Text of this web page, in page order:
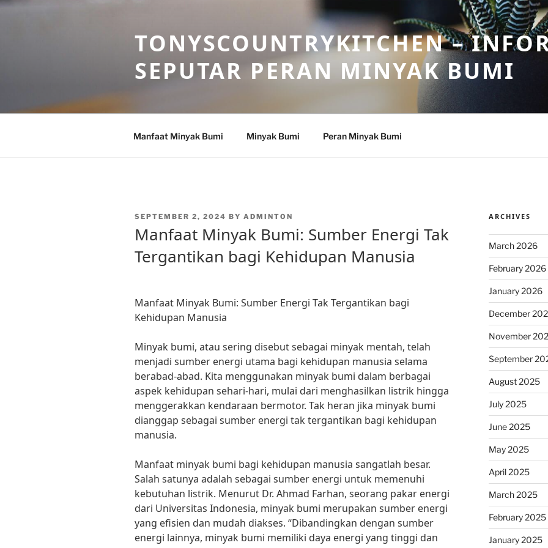
Skip
TONYSCOUNTRYKITCHEN –
SEPUTAR PERAN MINYAK BUMI
Manfaat Minyak Bumi Minyak Bumi Peran Minyak Bumi
POSTED
SEPTEMBER 2, 2024 BY ADMINTON
Manfaat Minyak Bumi: Sumber Energi Tak
Tergantikan bagi Kehidupan Manusia
Manfaat Minyak Bumi: Sumber Energi Tak Tergantikan bagi
Kehidupan Manusia
Minyak bumi, atau sering disebut sebagai minyak mentah, telah
menjadi sumber energi utama bagi kehidupan manusia selama
berabad-abad. Kita menggunakan minyak bumi dalam berbagai
aspek kehidupan sehari-hari, mulai dari menghasilkan listrik hingga
menggerakkan kendaraan bermotor. Tak heran jika minyak bumi
dianggap sebagai sumber energi tak tergantikan bagi kehidupan
manusia.
Manfaat minyak bumi bagi kehidupan manusia sangatlah besar.
Salah satunya adalah sebagai sumber energi untuk memenuhi
kebutuhan listrik. Menurut Dr. Ahmad Farhan, seorang pakar energi
dari Universitas Indonesia, minyak bumi merupakan sumber energi
yang efisien dan mudah diakses. “Dibandingkan dengan sumber
energi lainnya, minyak bumi memiliki daya energi yang tinggi dan
ARCHIVES
March 2026
February 2026
January 2026
December
November
September
August 2025
July 2025
June 2025
May 2025
April 2025
March 2025
February 2025
January 2025